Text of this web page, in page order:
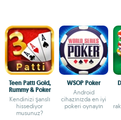
Teen Patti Gold,
Rummy & Poker
Kendinizi şanslı
hissediyor
musunuz?
WSOP Poker
Android
cihazınızda en iyi
pokeri oynayın